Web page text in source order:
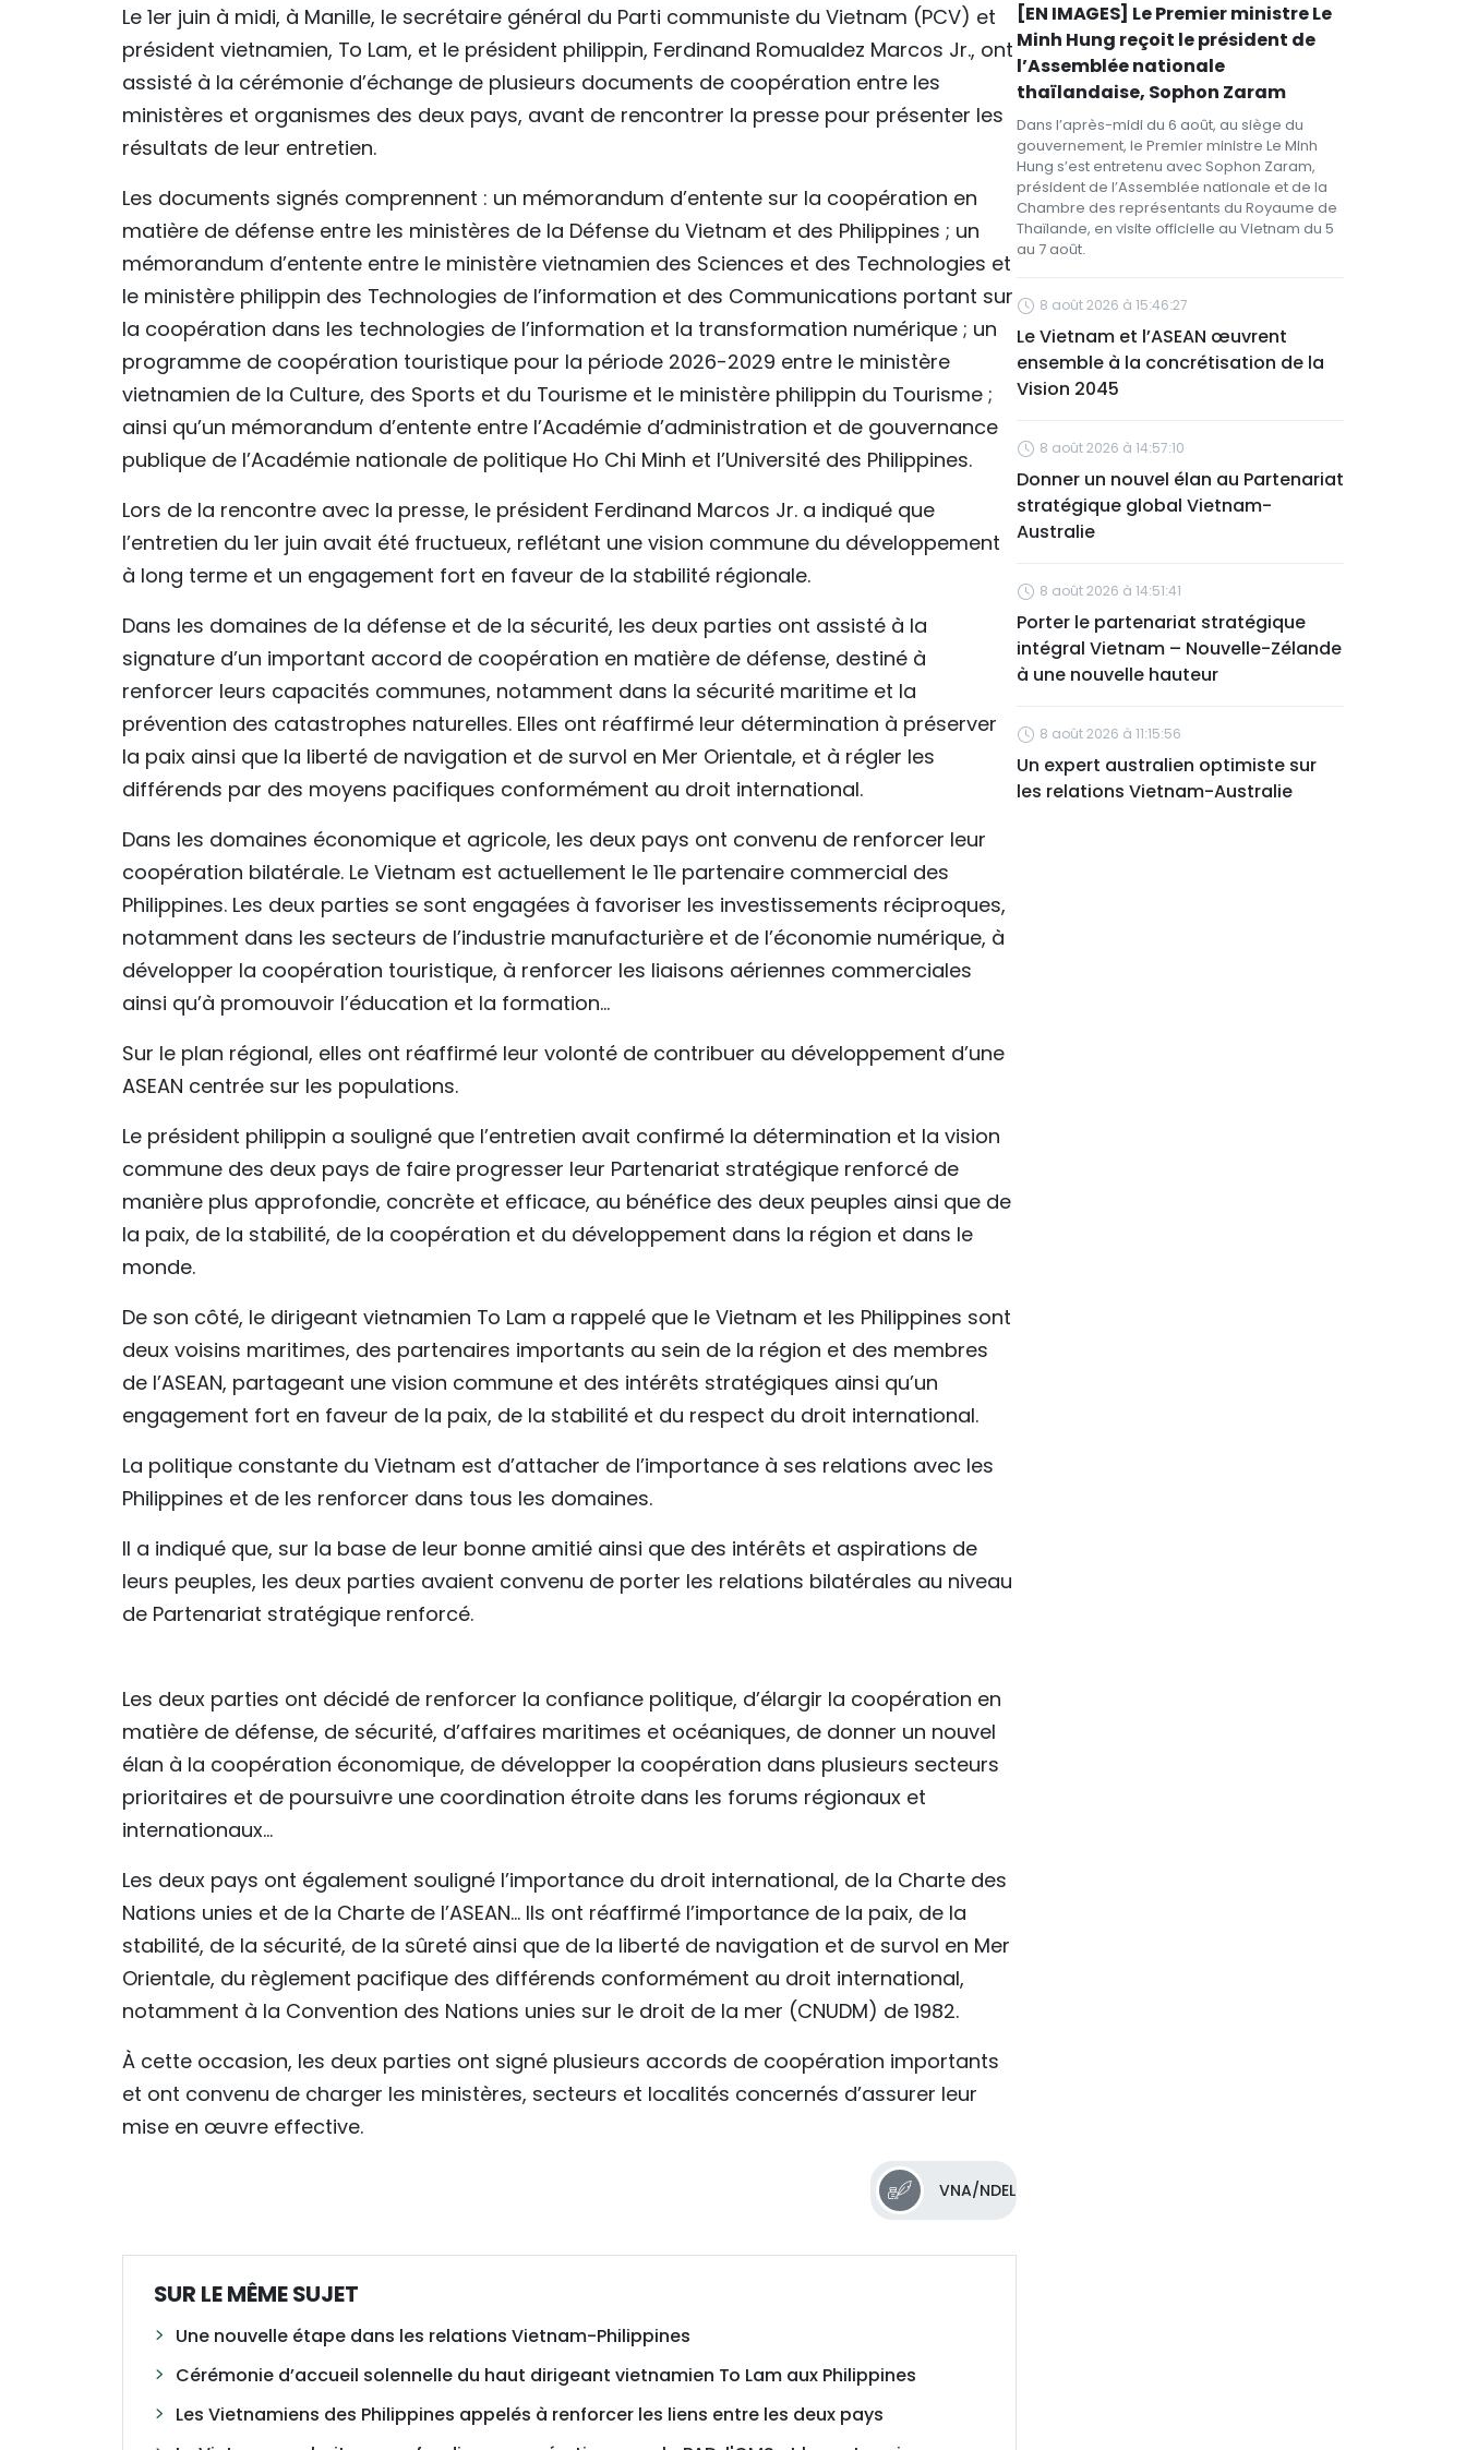
Le 1er juin à midi, à Manille, le secrétaire général du Parti communiste du Vietnam (PCV) et
président vietnamien, To Lam, et le président philippin, Ferdinand Romualdez Marcos Jr., ont
assisté à la cérémonie d’échange de plusieurs documents de coopération entre les
ministères et organismes des deux pays, avant de rencontrer la presse pour présenter les
résultats de leur entretien.
Les documents signés comprennent : un mémorandum d’entente sur la coopération en
matière de défense entre les ministères de la Défense du Vietnam et des Philippines ; un
mémorandum d’entente entre le ministère vietnamien des Sciences et des Technologies et
le ministère philippin des Technologies de l’information et des Communications portant sur
la coopération dans les technologies de l’information et la transformation numérique ; un
programme de coopération touristique pour la période 2026-2029 entre le ministère
vietnamien de la Culture, des Sports et du Tourisme et le ministère philippin du Tourisme ;
ainsi qu’un mémorandum d’entente entre l’Académie d’administration et de gouvernance
publique de l’Académie nationale de politique Ho Chi Minh et l’Université des Philippines.
Lors de la rencontre avec la presse, le président Ferdinand Marcos Jr. a indiqué que
l’entretien du 1er juin avait été fructueux, reflétant une vision commune du développement
à long terme et un engagement fort en faveur de la stabilité régionale.
Dans les domaines de la défense et de la sécurité, les deux parties ont assisté à la
signature d’un important accord de coopération en matière de défense, destiné à
renforcer leurs capacités communes, notamment dans la sécurité maritime et la
prévention des catastrophes naturelles. Elles ont réaffirmé leur détermination à préserver
la paix ainsi que la liberté de navigation et de survol en Mer Orientale, et à régler les
différends par des moyens pacifiques conformément au droit international.
Dans les domaines économique et agricole, les deux pays ont convenu de renforcer leur
coopération bilatérale. Le Vietnam est actuellement le 11e partenaire commercial des
Philippines. Les deux parties se sont engagées à favoriser les investissements réciproques,
notamment dans les secteurs de l’industrie manufacturière et de l’économie numérique, à
développer la coopération touristique, à renforcer les liaisons aériennes commerciales
ainsi qu’à promouvoir l’éducation et la formation…
Sur le plan régional, elles ont réaffirmé leur volonté de contribuer au développement d’une
ASEAN centrée sur les populations.
Le président philippin a souligné que l’entretien avait confirmé la détermination et la vision
commune des deux pays de faire progresser leur Partenariat stratégique renforcé de
manière plus approfondie, concrète et efficace, au bénéfice des deux peuples ainsi que de
la paix, de la stabilité, de la coopération et du développement dans la région et dans le
monde.
De son côté, le dirigeant vietnamien To Lam a rappelé que le Vietnam et les Philippines sont
deux voisins maritimes, des partenaires importants au sein de la région et des membres
de l’ASEAN, partageant une vision commune et des intérêts stratégiques ainsi qu’un
engagement fort en faveur de la paix, de la stabilité et du respect du droit international.
La politique constante du Vietnam est d’attacher de l’importance à ses relations avec les
Philippines et de les renforcer dans tous les domaines.
Il a indiqué que, sur la base de leur bonne amitié ainsi que des intérêts et aspirations de
leurs peuples, les deux parties avaient convenu de porter les relations bilatérales au niveau
de Partenariat stratégique renforcé.
Les deux parties ont décidé de renforcer la confiance politique, d’élargir la coopération en
matière de défense, de sécurité, d’affaires maritimes et océaniques, de donner un nouvel
élan à la coopération économique, de développer la coopération dans plusieurs secteurs
prioritaires et de poursuivre une coordination étroite dans les forums régionaux et
internationaux…
Les deux pays ont également souligné l’importance du droit international, de la Charte des
Nations unies et de la Charte de l’ASEAN... Ils ont réaffirmé l’importance de la paix, de la
stabilité, de la sécurité, de la sûreté ainsi que de la liberté de navigation et de survol en Mer
Orientale, du règlement pacifique des différends conformément au droit international,
notamment à la Convention des Nations unies sur le droit de la mer (CNUDM) de 1982.
À cette occasion, les deux parties ont signé plusieurs accords de coopération importants
et ont convenu de charger les ministères, secteurs et localités concernés d’assurer leur
mise en œuvre effective.
VNA/NDEL
SUR LE MÊME SUJET
Une nouvelle étape dans les relations Vietnam-Philippines
Cérémonie d’accueil solennelle du haut dirigeant vietnamien To Lam aux Philippines
Les Vietnamiens des Philippines appelés à renforcer les liens entre les deux pays
[EN IMAGES] Le Premier ministre Le
Minh Hung reçoit le président de
l’Assemblée nationale
thaïlandaise, Sophon Zaram
Dans l’après-midi du 6 août, au siège du
gouvernement, le Premier ministre Le Minh
Hung s’est entretenu avec Sophon Zaram,
président de l’Assemblée nationale et de la
Chambre des représentants du Royaume de
Thaïlande, en visite officielle au Vietnam du 5
au 7 août.
8 août 2026 à 15:46:27
Le Vietnam et l’ASEAN œuvrent
ensemble à la concrétisation de la
Vision 2045
8 août 2026 à 14:57:10
Donner un nouvel élan au Partenariat
stratégique global Vietnam-
Australie
8 août 2026 à 14:51:41
Porter le partenariat stratégique
intégral Vietnam – Nouvelle-Zélande
à une nouvelle hauteur
8 août 2026 à 11:15:56
Un expert australien optimiste sur
les relations Vietnam-Australie